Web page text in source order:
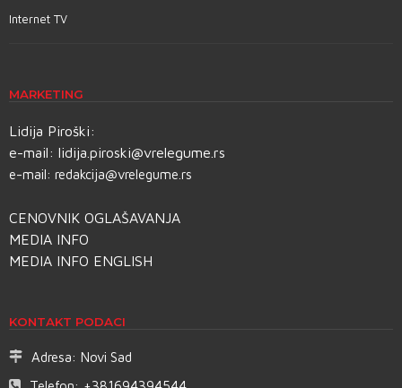
Internet TV
MARKETING
Lidija Piroški:
e-mail: lidija.piroski@vrelegume.rs
e-mail: redakcija@vrelegume.rs
CENOVNIK OGLAŠAVANJA
MEDIA INFO
MEDIA INFO ENGLISH
KONTAKT PODACI
Adresa: Novi Sad